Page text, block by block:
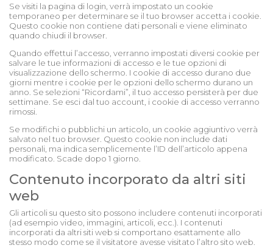
Se visiti la pagina di login, verrà impostato un cookie
temporaneo per determinare se il tuo browser accetta i cookie.
Questo cookie non contiene dati personali e viene eliminato
quando chiudi il browser.
Quando effettui l’accesso, verranno impostati diversi cookie per
salvare le tue informazioni di accesso e le tue opzioni di
visualizzazione dello schermo. I cookie di accesso durano due
giorni mentre i cookie per le opzioni dello schermo durano un
anno. Se selezioni “Ricordami”, il tuo accesso persisterà per due
settimane. Se esci dal tuo account, i cookie di accesso verranno
rimossi.
Se modifichi o pubblichi un articolo, un cookie aggiuntivo verrà
salvato nel tuo browser. Questo cookie non include dati
personali, ma indica semplicemente l’ID dell’articolo appena
modificato. Scade dopo 1 giorno.
Contenuto incorporato da altri siti
web
Gli articoli su questo sito possono includere contenuti incorporati
(ad esempio video, immagini, articoli, ecc.). I contenuti
incorporati da altri siti web si comportano esattamente allo
stesso modo come se il visitatore avesse visitato l’altro sito web.